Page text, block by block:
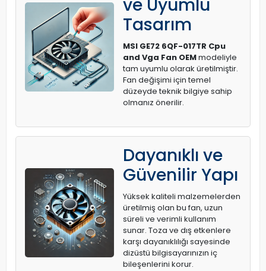
ve Uyumlu
Tasarım
MSI GE72 6QF-017TR Cpu
and Vga Fan OEMmodeliyle
tam uyumlu olarak üretilmiştir.
Fan değişimi için temel
düzeyde teknik bilgiye sahip
olmanız önerilir.
Dayanıklı ve
Güvenilir Yapı
Yüksek kaliteli malzemelerden
üretilmiş olan bu fan, uzun
süreli ve verimli kullanım
sunar. Toza ve dış etkenlere
karşı dayanıklılığı sayesinde
dizüstü bilgisayarınızın iç
bileşenlerini korur.